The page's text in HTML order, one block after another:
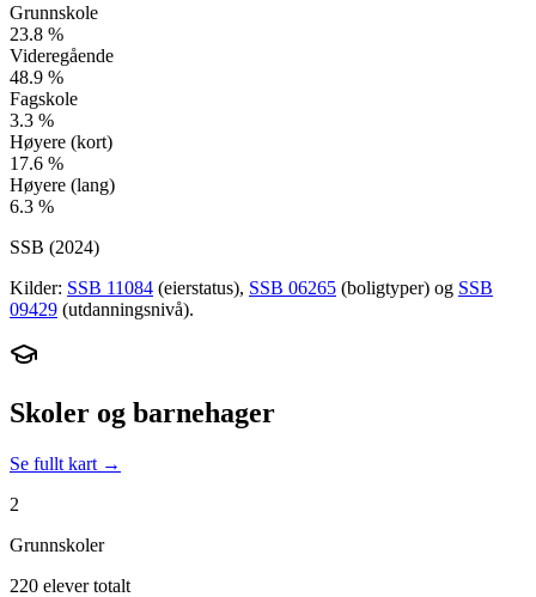
Grunnskole
23.8 %
Videregående
48.9 %
Fagskole
3.3 %
Høyere (kort)
17.6 %
Høyere (lang)
6.3 %
SSB (2024)
Kilder: SSB 11084 (eierstatus), SSB 06265 (boligtyper) og SSB
09429 (utdanningsnivå).
Skoler og barnehager
Se fullt kart →
2
Grunnskoler
220 elever totalt